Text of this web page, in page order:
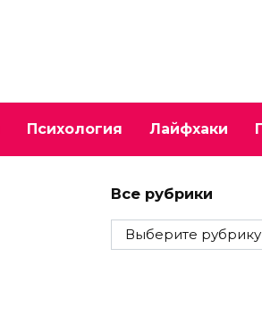
Психология Лайфхаки
Все рубрики
Все
рубрики